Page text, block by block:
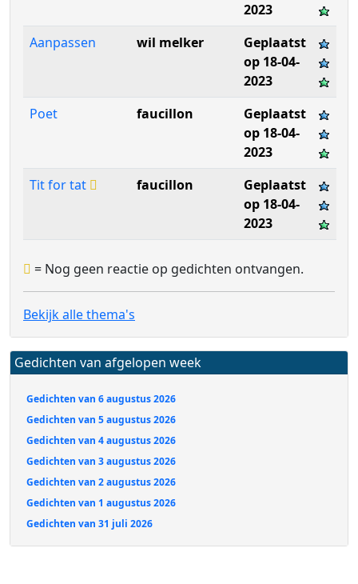
2023
Aanpassen
wil melker
Geplaatst
op 18-04-
2023
Poet
faucillon
Geplaatst
op 18-04-
2023
Tit for tat
faucillon
Geplaatst
op 18-04-
2023
= Nog geen reactie op gedichten ontvangen.
Bekijk alle thema's
Gedichten van afgelopen week
Gedichten van 6 augustus 2026
Gedichten van 5 augustus 2026
Gedichten van 4 augustus 2026
Gedichten van 3 augustus 2026
Gedichten van 2 augustus 2026
Gedichten van 1 augustus 2026
Gedichten van 31 juli 2026